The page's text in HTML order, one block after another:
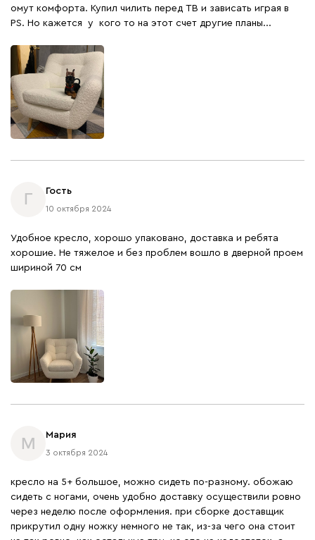
омут комфорта. Купил чилить перед ТВ и зависать играя в
PS. Но кажется у кого то на этот счет другие планы...
Г
Гость
10 октября 2024
Удобное кресло, хорошо упаковано, доставка и ребята
хорошие. Не тяжелое и без проблем вошло в дверной проем
шириной 70 см
М
Мария
3 октября 2024
кресло на 5+ большое, можно сидеть по-разному. обожаю
сидеть с ногами, очень удобно доставку осуществили ровно
через неделю после оформления. при сборке доставщик
прикрутил одну ножку немного не так, из-за чего она стоит